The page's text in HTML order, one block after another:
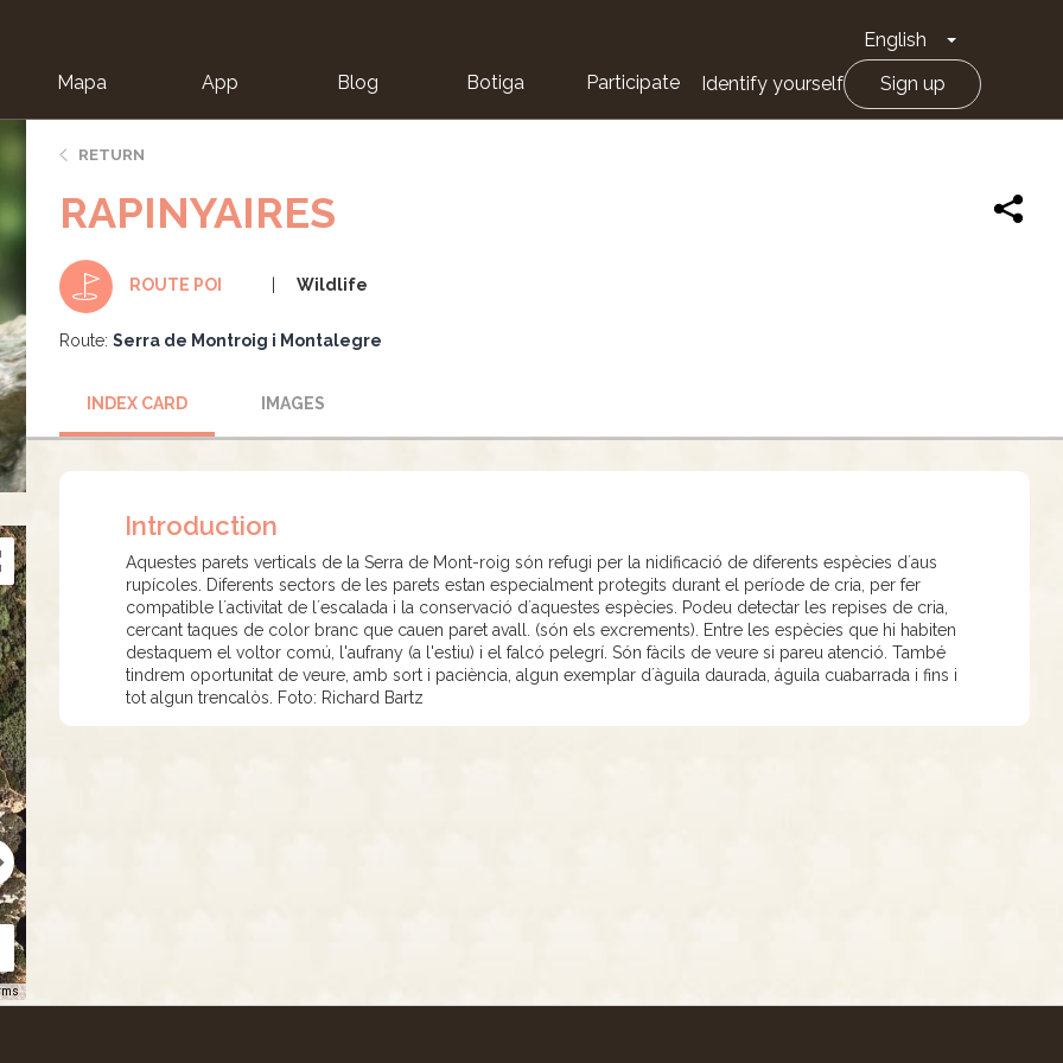
English Toggle
Mapa App Blog Botiga Participate Identify yourself Sign up
RETURN
RAPINYAIRES
ROUTE POI Wildlife
Route: Serra de Montroig i Montalegre
INDEX CARD IMAGES
Introduction
Aquestes parets verticals de la Serra de Mont-roig són refugi per la nidificació de diferents espècies d´aus
rupícoles. Diferents sectors de les parets estan especialment protegits durant el període de cria, per fer
compatible l´activitat de l´escalada i la conservació d´aquestes espècies. Podeu detectar les repises de cria,
cercant taques de color branc que cauen paret avall. (són els excrements). Entre les espècies que hi habiten
destaquem el voltor comú, l'aufrany (a l'estiu) i el falcó pelegrí. Són fàcils de veure si pareu atenció. També
tindrem oportunitat de veure, amb sort i paciència, algun exemplar d´àguila daurada, águila cuabarrada i fins i
tot algun trencalòs. Foto: Richard Bartz